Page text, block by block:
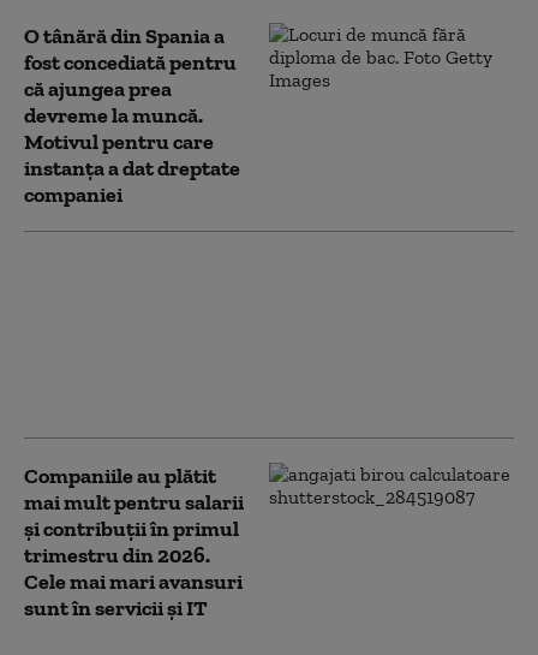
O tânără din Spania a
fost concediată pentru
că ajungea prea
devreme la muncă.
Motivul pentru care
instanța a dat dreptate
companiei
Companiile au plătit
mai mult pentru salarii
și contribuții în primul
trimestru din 2026.
Cele mai mari avansuri
sunt în servicii și IT